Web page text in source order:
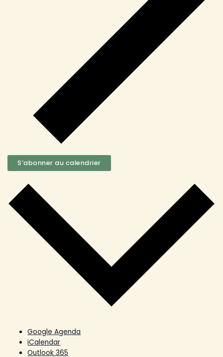
S’abonner au calendrier
Google Agenda
iCalendar
Outlook 365